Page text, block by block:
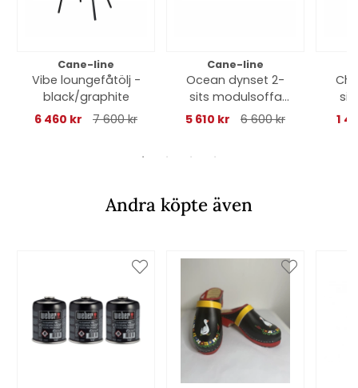
Cane-line
Vibe loungefåtölj -
black/graphite
6 460 kr
7 600 kr
Cane-line
Ocean dynset 2-
sits modulsoffa
vänster/höger -
5 610 kr 6 600 kr
1
Andra köpte även